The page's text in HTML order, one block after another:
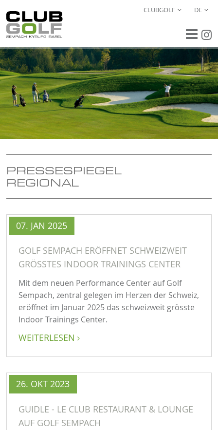
CLUBGOLF DE
PRESSESPIEGEL
REGIONAL
07. JAN 2025
GOLF SEMPACH ERÖFFNET SCHWEIZWEIT
GRÖSSTES INDOOR TRAININGS CENTER
Mit dem neuen Performance Center auf Golf
Sempach, zentral gelegen im Herzen der Schweiz,
eröffnet im Januar 2025 das schweizweit grösste
Indoor Trainings Center.
WEITERLESEN
26. OKT 2023
GUIDLE - LE CLUB RESTAURANT & LOUNGE
AUF GOLF SEMPACH